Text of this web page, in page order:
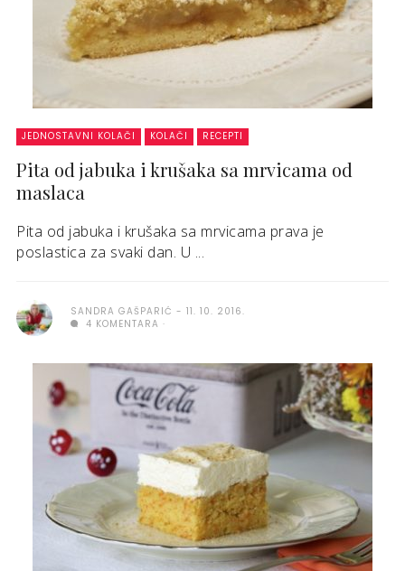
JEDNOSTAVNI KOLAČI KOLAČI RECEPTI
Pita od jabuka i krušaka sa mrvicama od
maslaca
Pita od jabuka i krušaka sa mrvicama prava je
poslastica za svaki dan. U ...
SANDRA GAŠPARIĆ
11. 10. 2016.
4 KOMENTARA